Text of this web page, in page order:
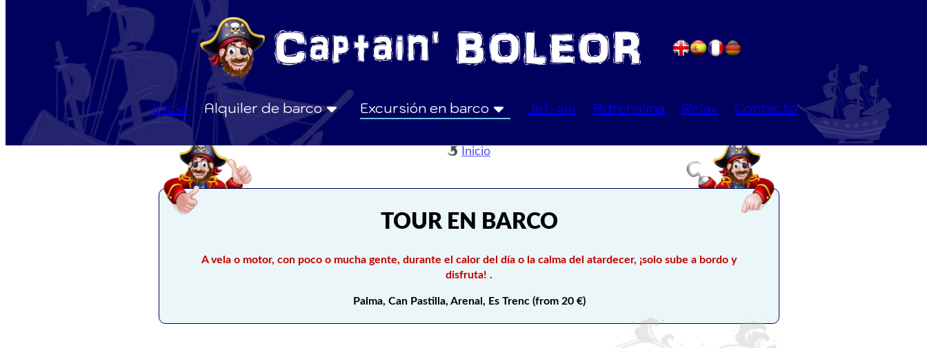
Inicio Alquiler de barco Excursión en barco Jet-ski Adrenalina Relax Contacto
Inicio
TOUR EN BARCO
A vela o motor, con poco o mucha gente, durante el calor del día o la calma del atardecer, ¡solo sube a bordo y
disfruta! .
Palma, Can Pastilla, Arenal, Es Trenc (from 20 €)